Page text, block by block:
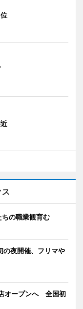
の職業観育む
の夜開催、フリマや
オープンへ 全国初